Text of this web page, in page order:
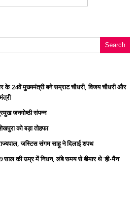
के 24वें मुख्यमंत्री बने सम्राट चौधरी, विजय चौधरी और
जनगोष्ठी संपन्न
को बड़ा तोहफा
जस्टिस संगम साहू ने दिलाई शपथ
साल की उम्र में निधन, लंबे समय से बीमार थे ‘ही-मैन’